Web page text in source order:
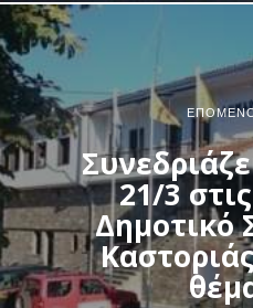
21/3
Δημοτικό